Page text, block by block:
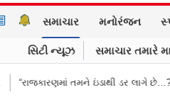
સમાચાર મનોરંજન
સિટી ન્યૂઝ સમાચાર તમારે
ઇંડાથી ડર લાગે છે…?” TMCના મહુઆ